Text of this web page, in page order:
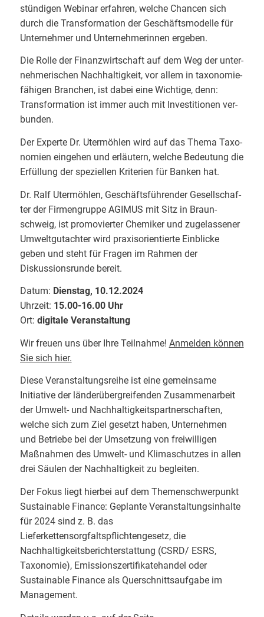
stündigen Webinar erfahren, wel­che Chan­cen sich
durch die Trans­for­ma­ti­on der Geschäfts­mo­del­le für
Unter­neh­mer und Unter­neh­me­rin­nen erge­ben.
Die Rol­le der Finanz­wirt­schaft auf dem Weg der unter­
neh­me­ri­schen Nach­hal­tig­keit, vor allem in taxo­no­mie­
fä­hi­gen Bran­chen, ist dabei eine Wich­ti­ge, denn:
Trans­for­ma­ti­on ist immer auch mit Inves­ti­tio­nen ver­
bun­den.
Der Experte Dr. Uter­möh­len wird auf das The­ma Taxo­
no­mien ein­ge­hen und erläu­tern, wel­che Bedeu­tung die
Erfül­lung der spe­zi­el­len Kri­te­ri­en für Ban­ken hat.
Dr. Ralf Uter­möh­len, Geschäfts­füh­ren­der Gesell­schaf­
ter der Fir­men­grup­pe AGIMUS mit Sitz in Braun­
schweig, ist pro­mo­vier­ter Che­mi­ker und zuge­las­se­ner
Umwelt­gut­ach­ter wird praxisorientierte Einblicke
geben und steht für Fragen im Rahmen der
Diskussionsrunde bereit.
Datum: Diens­tag, 10.12.2024
Uhr­zeit: 15.00-16.00 Uhr
Ort: digi­ta­le Veranstaltung
Wir freu­en uns über Ihre Teil­nah­me! Anmel­den kön­nen
Sie sich hier.
Diese Veranstaltungsreihe ist eine gemeinsame
Initiative der länderübergreifenden Zusammenarbeit
der Umwelt- und Nachhaltigkeitspartnerschaften,
welche sich zum Ziel gesetzt haben, Unternehmen
und Betriebe bei der Umsetzung von freiwilligen
Maßnahmen des Umwelt- und Klimaschutzes in allen
drei Säulen der Nachhaltigkeit zu begleiten.
Der Fokus liegt hierbei auf dem Themenschwerpunkt
Sustainable Finance: Geplante Veranstaltungsinhalte
für 2024 sind z. B. das
Lieferkettensorgfaltspflichtengesetz, die
Nachhaltigkeitsberichterstattung (CSRD/ ESRS,
Taxonomie), Emissionszertifikatehandel oder
Sustainable Finance als Querschnittsaufgabe im
Management.